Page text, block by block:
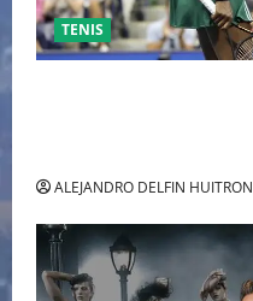
TENIS
ALEJANDRO DELFIN HUITRON